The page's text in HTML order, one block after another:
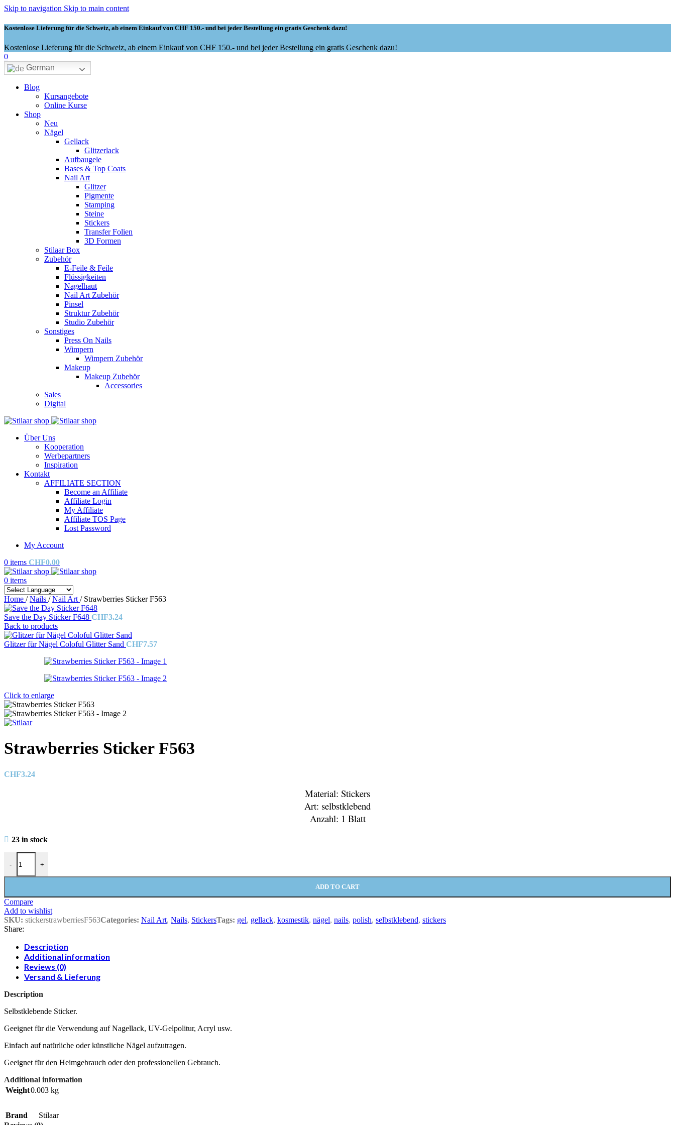
Skip to navigation Skip to main content
Kostenlose Lieferung für die Schweiz, ab einem Einkauf von CHF 150.- und bei jeder Bestellung ein gratis Geschenk dazu!
Kostenlose Lieferung für die Schweiz, ab einem Einkauf von CHF 150.- und bei jeder Bestellung ein gratis Geschenk dazu!
0
German
Blog
Kursangebote
Online Kurse
Shop
Neu
Nägel
Gellack
Glitzerlack
Aufbaugele
Bases & Top Coats
Nail Art
Glitzer
Pigmente
Stamping
Steine
Stickers
Transfer Folien
3D Formen
Stilaar Box
Zubehör
E-Feile & Feile
Flüssigkeiten
Nagelhaut
Nail Art Zubehör
Pinsel
Struktur Zubehör
Studio Zubehör
Sonstiges
Press On Nails
Wimpern
Wimpern Zubehör
Makeup
Makeup Zubehör
Accessories
Sales
Digital
Über Uns
Kooperation
Werbepartners
Inspiration
Kontakt
AFFILIATE SECTION
Become an Affiliate
Affiliate Login
My Affiliate
Affiliate TOS Page
Lost Password
My Account
0 items CHF0.00
0 items
Home / Nails / Nail Art / Strawberries Sticker F563
Save the Day Sticker F648 CHF3.24
Back to products
Glitzer für Nägel Coloful Glitter Sand CHF7.57
Click to enlarge
Strawberries Sticker F563
CHF3.24
Material: Stickers
Art: selbstklebend
Anzahl: 1 Blatt
23 in stock
-
Strawberries Sticker F563 quantity
+
ADD TO CART
Compare
Add to wishlist
SKU: stickerstrawberriesF563Categories: Nail Art, Nails, StickersTags: gel, gellack, kosmestik, nägel, nails, polish, selbstklebend, stickers
Share:
Description
Additional information
Reviews (0)
Versand & Lieferung
Description
Selbstklebende Sticker.
Geeignet für die Verwendung auf Nagellack, UV-Gelpolitur, Acryl usw.
Einfach auf natürliche oder künstliche Nägel aufzutragen.
Geeignet für den Heimgebrauch oder den professionellen Gebrauch.
Additional information
Weight0.003 kg
Brand
Stilaar